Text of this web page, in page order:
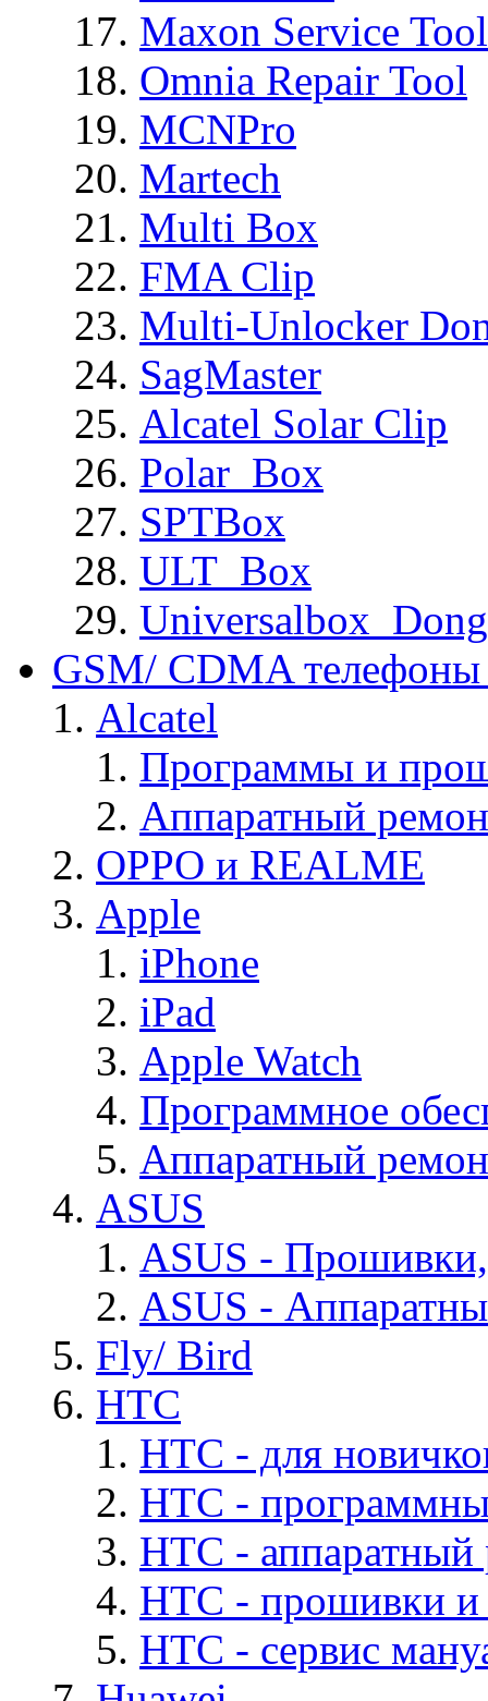
Maxon Service
Omnia Repair Tool
MCNPro
Martech
Multi Box
FMA Clip
Multi-Unlocker
SagMaster
Alcatel Solar Clip
Polar_Box
SPTBox
ULT_Box
GSM/ CDMA
Alcatel
Программы и
Аппаратный
OPPO и REALME
Apple
iPhone
iPad
Apple Watch
Программное
Аппаратный
ASUS
ASUS -
ASUS -
Fly/ Bird
HTC
HTC - для
HTC -
HTC - аппаратный
HTC - прошивки
HTC - cервис